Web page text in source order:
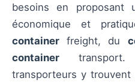
besoins en proposant
économique et
container freight, du
container
transporteurs y